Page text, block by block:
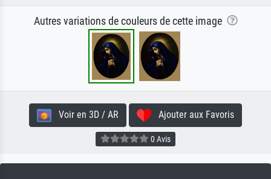
Autres variations de couleurs de cette image
Voir en 3D / AR Ajouter aux Favoris
0 Avis